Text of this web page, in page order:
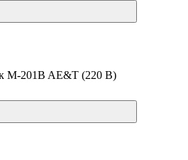
M-201B AE&T (220 В)